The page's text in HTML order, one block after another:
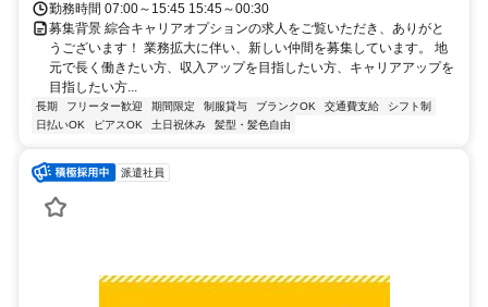
勤務時間 07:00～15:45 15:45～00:30
募集背景 綜合キャリアオプションの求人をご覧いただき、ありがと
うございます！ 業務拡大に伴い、新しい仲間を募集しています。 地
元で長く働きたい方、収入アップを目指したい方、キャリアアップを
目指したい方...
長期 フリーター歓迎 期間限定 制服貸与 ブランクOK 交通費支給
シフト制
日払いOK
ピアスOK 土日祝休み 髪型・髪色自由
派遣社員